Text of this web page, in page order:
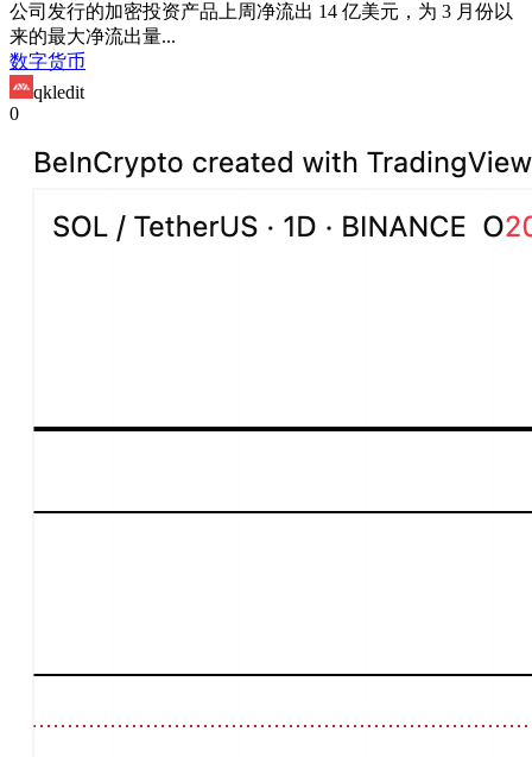
公司发行的加密投资产品上周净流出 14 亿美元，为 3 月份以
来的最大净流出量...
数字货币
qkledit
0